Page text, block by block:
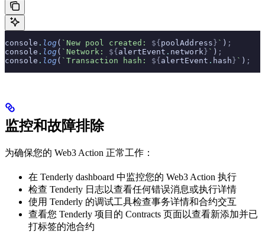
console . log( `New pool created: ${ poolAddress } ` ) ;
console . log( `Network: ${ alertEvent . network } ` ) ;
console . log( `Transaction hash: ${ alertEvent . hash } ` ) ;
监控和故障排除
为确保您的 Web3 Action 正常工作：
在 Tenderly dashboard 中监控您的 Web3 Action 执行
检查 Tenderly 日志以查看任何错误消息或执行详情
使用 Tenderly 的调试工具检查事务详情和合约交互
查看您 Tenderly 项目的 Contracts 页面以查看新添加并已
打标签的池合约